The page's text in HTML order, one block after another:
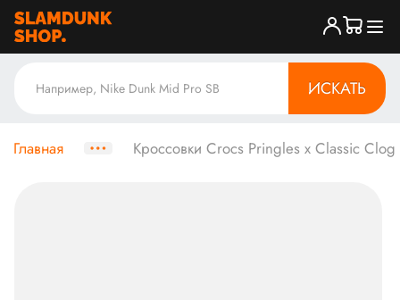
ИСКАТЬ
Главная Кроссовки Crocs Pringles x Classic